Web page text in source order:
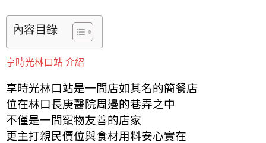
內容目錄
享時光林口站 介紹
享時光林口站是一間店如其名的簡餐店
位在林口長庚醫院周邊的巷弄之中
不僅是一間寵物友善的店家
更主打親民價位與食材用料安心實在